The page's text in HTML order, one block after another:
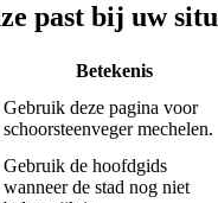
past bij uw
Betekenis
Gebruik deze pagina voor
schoorsteenveger mechelen.
Gebruik de hoofdgids
wanneer de stad nog niet